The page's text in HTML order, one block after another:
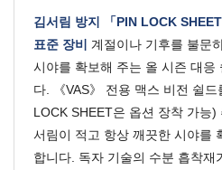
김서림 방지 「PIN LOCK
표준 장비 계절이나 기후를 불문
시야를 확보해 주는 올 시즌 대응
다.
《VAS》 전용 맥스 비전 쉴
LOCK SHEET은 옵션 장착 가능)
서림이 적고 항상 깨끗한 시야를
합니다. 독자 기술의 수분 흡착